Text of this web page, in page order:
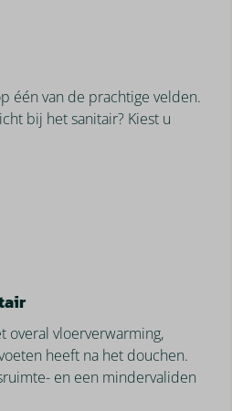
één van de prachtige velden.
bij het sanitair? Kiest u
overal vloerverwarming,
heeft na het douchen.
en een mindervaliden